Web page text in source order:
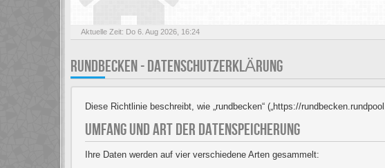
Aktuelle Zeit: Do 6. Aug 2026, 16:24
RUNDBECKEN - DATENSCHUTZERKLÄRUNG
Diese Richtlinie beschreibt, wie „rundbecken“ („https://
UMFANG UND ART DER DATENSPEICHERUNG
Ihre Daten werden auf vier verschiedene Arten gesammelt: